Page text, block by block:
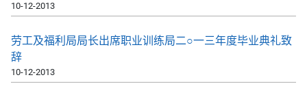
10-12-2013
劳工及福利局局长出席职业训练局二○一三年度毕业典礼致
辞
10-12-2013